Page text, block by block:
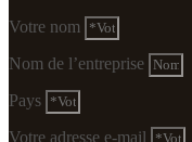
Votre nom
Nom de l’entreprise
Pays
Votre adresse e-mail